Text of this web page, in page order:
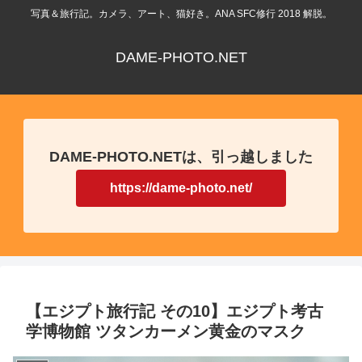
写真＆旅行記。カメラ、アート、猫好き。ANA SFC修行 2018 解脱。
DAME-PHOTO.NET
DAME-PHOTO.NETは、引っ越しました
https://dame-photo.net/
【エジプト旅行記 その10】エジプト考古
学博物館 ツタンカーメン黄金のマスク